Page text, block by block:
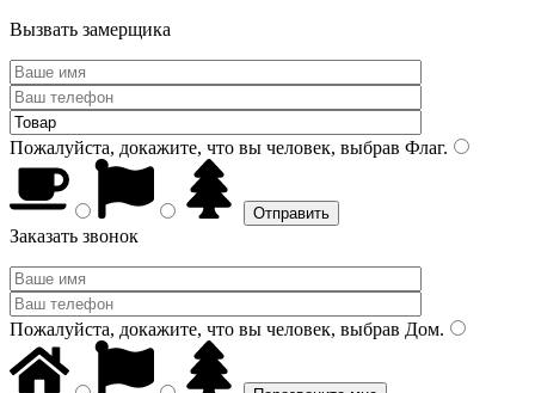
Вызвать замерщика
Пожалуйста, докажите, что вы человек, выбрав Флаг.
Заказать звонок
Пожалуйста, докажите, что вы человек, выбрав Дом.